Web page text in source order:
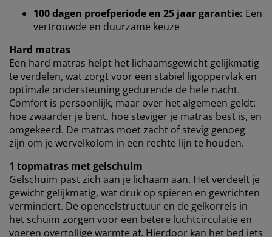
100 dagen proefperiode en 25 jaar garantie: Een
vertrouwde en duurzame keuze
Hard matras
Een hard matras helpt het lichaamsgewicht gelijkmatig
te verdelen, wat zorgt voor een stabiel ligoppervlak en
optimale ondersteuning gedurende de hele nacht.
Comfort is persoonlijk, maar over het algemeen geldt:
hoe zwaarder je bent, hoe steviger je matras best is, en
omgekeerd. De matras moet zacht of stevig genoeg
zijn om je wervelkolom in een rechte lijn te houden.
1 topmatras met gelschuim
Gelschuim past zich aan je lichaam aan. Het verdeelt je
gewicht gelijkmatig, wat druk op spieren en gewrichten
vermindert. De opencelstructuur en de gelkorrels in
het schuim zorgen voor een betere luchtcirculatie en
voeren overtollige warmte af. Hierdoor kan het bed iets
vaste advertenties. Je kunt meer lezen over de
doeleinden via ''Aanpassen'' en je toestemming op elk
moment intrekken door op het cookie-icoontje te
klikken. Door op ''Alles accepteren'' te klikken, ga je
akkoord met alle drie de doeleinden. Lees meer over
onzeverzameling en verwerking van
persoonsgegevensen onscookiebeleid